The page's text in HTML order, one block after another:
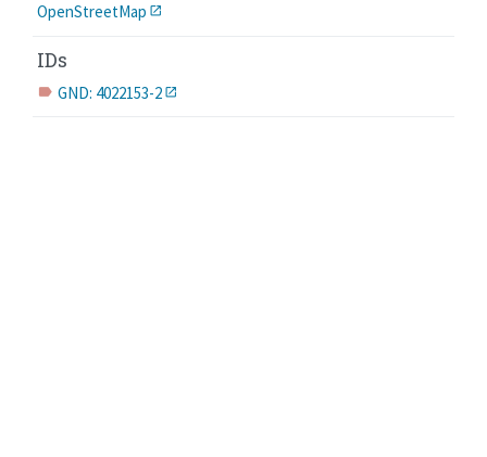
OpenStreetMap
IDs
label GND: 4022153-2